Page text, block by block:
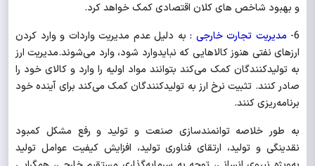
و بهبود شاخص های کلان اقتصادی کمک خواهد کرد.
6- مدیریت تجارت خارجی : به دلیل عدم مدیریت واردات و وارد کردن
ارزهای نفتی هنوز کالاهایی که نبایدوارد شود، وارد می‌شوند.مدیریت ارز
به تولیدکنندگان کمک می‌کند بتوانند مواد اولیه را وارد و کالای خود را
صادر کنند. تثبیت نرخ ارز به تولیدکنندگان کمک می‌کند برای آینده خود
برنامه‌ریزی کنند.
به طور خلاصه توانمندسازی صنعت و تولید و رفع مشکل کمبود
نقدینگی و تولید، ارتقای فناوری تولید، افزایش کیفیت عوامل تولید